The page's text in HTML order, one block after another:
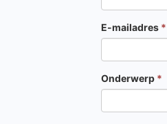
E-mailadres *
Onderwerp *